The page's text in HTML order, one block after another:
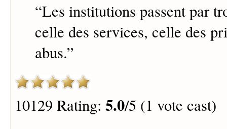
“Les institutions passent par
celle des services, celle des
abus.”
10129 Rating: 5.0/5 (1 vote cast)